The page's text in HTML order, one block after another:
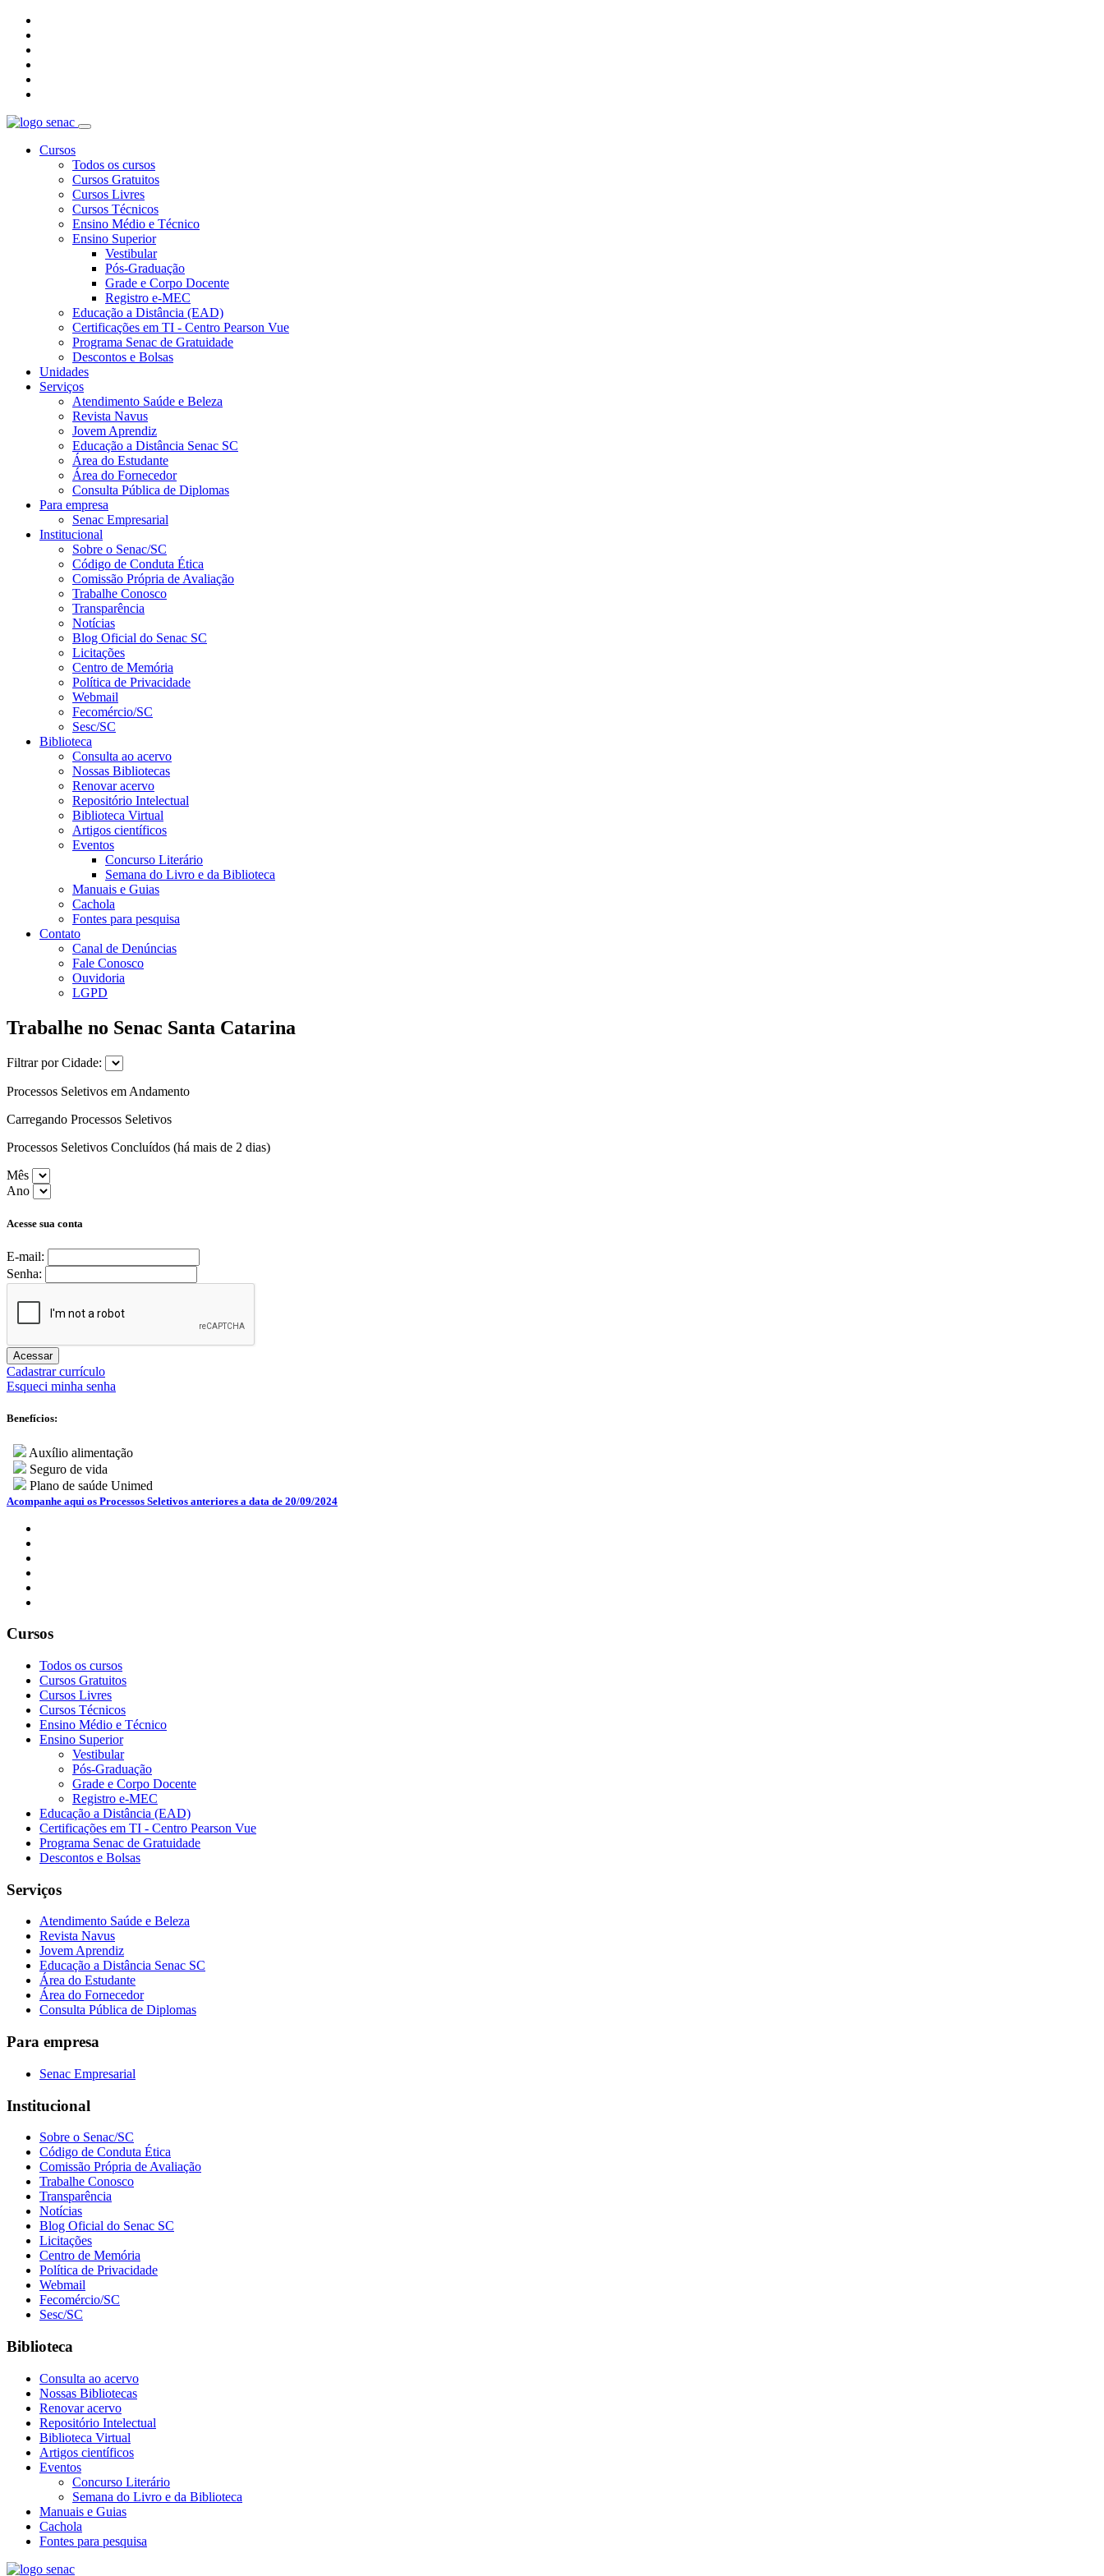
Cursos
Todos os cursos
Cursos Gratuitos
Cursos Livres
Cursos Técnicos
Ensino Médio e Técnico
Ensino Superior
Vestibular
Pós-Graduação
Grade e Corpo Docente
Registro e-MEC
Educação a Distância (EAD)
Certificações em TI - Centro Pearson Vue
Programa Senac de Gratuidade
Descontos e Bolsas
Unidades
Serviços
Atendimento Saúde e Beleza
Revista Navus
Jovem Aprendiz
Educação a Distância Senac SC
Área do Estudante
Área do Fornecedor
Consulta Pública de Diplomas
Para empresa
Senac Empresarial
Institucional
Sobre o Senac/SC
Código de Conduta Ética
Comissão Própria de Avaliação
Trabalhe Conosco
Transparência
Notícias
Blog Oficial do Senac SC
Licitações
Centro de Memória
Política de Privacidade
Webmail
Fecomércio/SC
Sesc/SC
Biblioteca
Consulta ao acervo
Nossas Bibliotecas
Renovar acervo
Repositório Intelectual
Biblioteca Virtual
Artigos científicos
Eventos
Concurso Literário
Semana do Livro e da Biblioteca
Manuais e Guias
Cachola
Fontes para pesquisa
Contato
Canal de Denúncias
Fale Conosco
Ouvidoria
LGPD
Trabalhe no Senac Santa Catarina
Filtrar por Cidade:
Processos Seletivos em Andamento
Carregando Processos Seletivos
Processos Seletivos Concluídos (há mais de 2 dias)
Mês
Ano
Acesse sua conta
E-mail:
Senha:
Acessar
Cadastrar currículo
Esqueci minha senha
Benefícios:
Auxílio alimentação
Seguro de vida
Plano de saúde Unimed
Acompanhe aqui os Processos Seletivos anteriores a data de 20/09/2024
Cursos
Todos os cursos
Cursos Gratuitos
Cursos Livres
Cursos Técnicos
Ensino Médio e Técnico
Ensino Superior
Vestibular
Pós-Graduação
Grade e Corpo Docente
Registro e-MEC
Educação a Distância (EAD)
Certificações em TI - Centro Pearson Vue
Programa Senac de Gratuidade
Descontos e Bolsas
Serviços
Atendimento Saúde e Beleza
Revista Navus
Jovem Aprendiz
Educação a Distância Senac SC
Área do Estudante
Área do Fornecedor
Consulta Pública de Diplomas
Para empresa
Senac Empresarial
Institucional
Sobre o Senac/SC
Código de Conduta Ética
Comissão Própria de Avaliação
Trabalhe Conosco
Transparência
Notícias
Blog Oficial do Senac SC
Licitações
Centro de Memória
Política de Privacidade
Webmail
Fecomércio/SC
Sesc/SC
Biblioteca
Consulta ao acervo
Nossas Bibliotecas
Renovar acervo
Repositório Intelectual
Biblioteca Virtual
Artigos científicos
Eventos
Concurso Literário
Semana do Livro e da Biblioteca
Manuais e Guias
Cachola
Fontes para pesquisa